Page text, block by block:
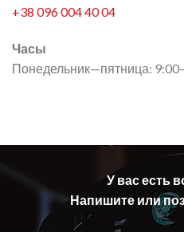
+38 096 004 40 04
Часы
Понедельник—пятница:
У вас есть
Напишите или